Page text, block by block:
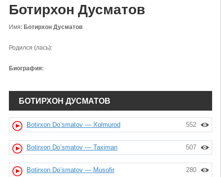
Ботирхон Дусматов
Имя: Ботирхон Дусматов
Родился (лась):
Биография:
БОТИРХОН ДУСМАТОВ
552
Botirxon Do’smatov — Xolmurod
507
Botirxon Do’smatov — Taximan
280
Botirxon Do’smatov — Musofir